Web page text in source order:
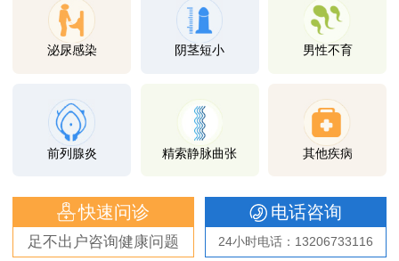
泌尿感染 阴茎短小 男性不育
前列腺炎 精索静脉曲张 其他疾病
快速问诊
足不出户咨询健康问题
电话咨询
24小时电话：13206733116